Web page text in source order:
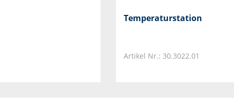
Temperaturstation
Artikel Nr.: 30.3022.01